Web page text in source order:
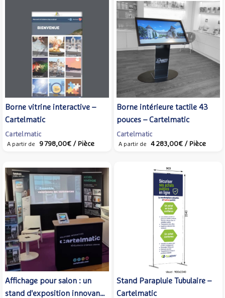
Borne vitrine interactive –
Cartelmatic
Cartelmatic
A partir de 9 798,00€ / Pièce
Borne intérieure tactile 43
pouces – Cartelmatic
Cartelmatic
A partir de 4 283,00€ / Pièce
Affichage pour salon : un
stand d'exposition innovant
Stand Parapluie Tubulaire –
Cartelmatic